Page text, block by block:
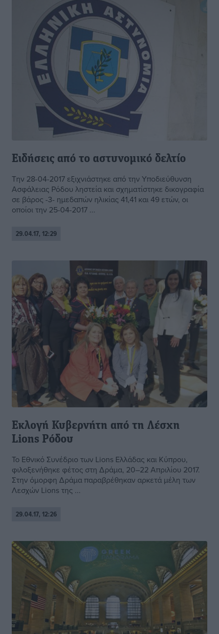
Ειδήσεις από το αστυνομικό δελτίο
Την 28-04-2017 εξιχνιάστηκε από την Υποδιεύθυνση
Ασφάλειας Ρόδου ληστεία και σχηματίστηκε δικογραφία
σε βάρος -3- ημεδαπών ηλικίας 41,41 και 49 ετών, οι
οποίοι την 25-04-2017 ...
29.04.17, 12:29
Εκλογή Κυβερνήτη από τη Λέσχη
Lions Ρόδου
Το Εθνικό Συνέδριο των Lions Ελλάδας και Κύπρου,
φιλοξενήθηκε φέτος στη Δράμα, 20–22 Απριλίου 2017.
Στην όμορφη Δράμα παραβρέθηκαν αρκετά μέλη των
Λεσχών Lions της ...
29.04.17, 12:26